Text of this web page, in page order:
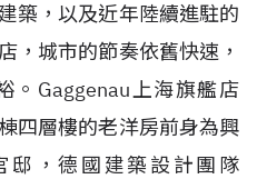
築，以及近年陸續進駐的
，城市的節奏依舊快速，
。Gaggenau上海旗艦店
四層樓的老洋房前身為興
邸，德國建築設計團隊